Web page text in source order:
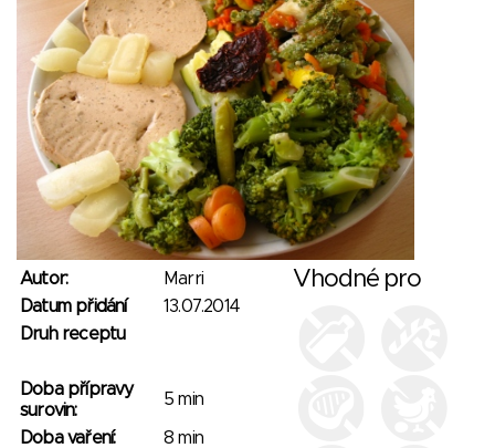
Autor:
Marri
Datum přidání
13.07.2014
Druh receptu
Doba přípravy
surovin:
5 min
Doba vaření:
8 min
Vhodné pro